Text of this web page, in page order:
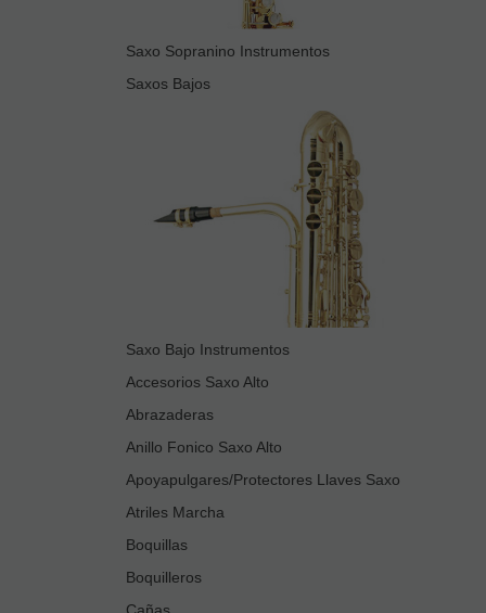
Saxo Sopranino Instrumentos
Saxos Bajos
Saxo Bajo Instrumentos
Accesorios Saxo Alto
Abrazaderas
Anillo Fonico Saxo Alto
Apoyapulgares/Protectores Llaves Saxo
Atriles Marcha
Boquillas
Boquilleros